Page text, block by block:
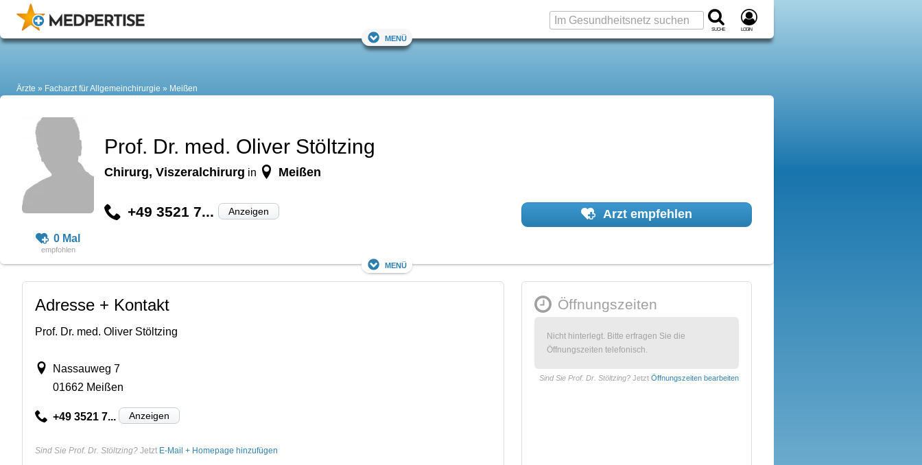
Suche Login
Menü
Ärzte Facharzt für Allgemeinchirurgie Meißen
0 Mal
Prof. Dr. med. Oliver Stöltzing
Chirurg, Viszeralchirurg in Meißen
+49 3521 7... Anzeigen Arzt empfehlen
Menü
Adresse + Kontakt
Prof. Dr. med. Oliver Stöltzing
Nassauweg 7
01662 Meißen
+49 3521 7... Anzeigen
Sind Sie Prof. Dr. Stöltzing? Jetzt E-Mail + Homepage hinzufügen
Öffnungszeiten
Nicht hinterlegt. Bitte erfragen Sie die
Öffnungszeiten telefonisch.
Sind Sie Prof. Dr. Stöltzing? Jetzt Öffnungszeiten bearbeiten